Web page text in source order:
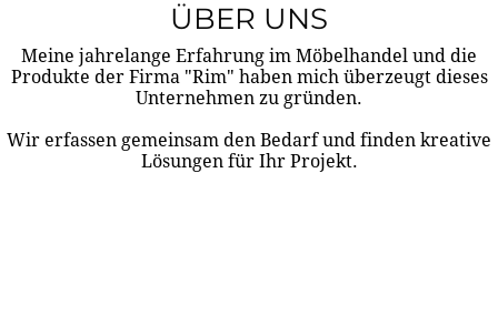
ÜBER UNS
Meine jahrelange Erfahrung im Möbelhandel und die
Produkte der Firma "Rim" haben mich überzeugt dieses
Unternehmen zu gründen.
Wir erfassen gemeinsam den Bedarf und finden kreative
Lösungen für Ihr Projekt.